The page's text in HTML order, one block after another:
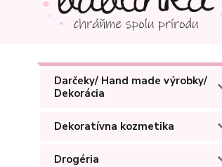
Darčeky/ Hand made výrobky/
Dekorácia
Dekoratívna kozmetika
Drogéria